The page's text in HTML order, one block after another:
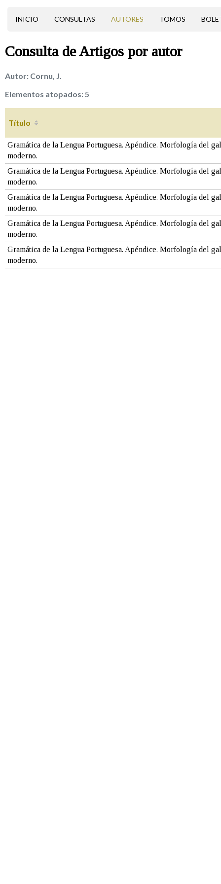
INICIO CONSULTAS AUTORES TOMOS
Consulta deArtigos por autor
Autor: Cornu, J.
Elementos atopados:5
Título
Gramática de la Lengua Portuguesa. Apéndice. Morfología del
moderno.
Gramática de la Lengua Portuguesa. Apéndice. Morfología del
moderno.
Gramática de la Lengua Portuguesa. Apéndice. Morfología del
moderno.
Gramática de la Lengua Portuguesa. Apéndice. Morfología del
moderno.
Gramática de la Lengua Portuguesa. Apéndice. Morfología del
moderno.